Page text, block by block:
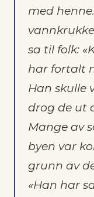
med
sa til folk:
har fortalt
Han skulle
drog de ut
Mange av
byen var
grunn av
«Han har